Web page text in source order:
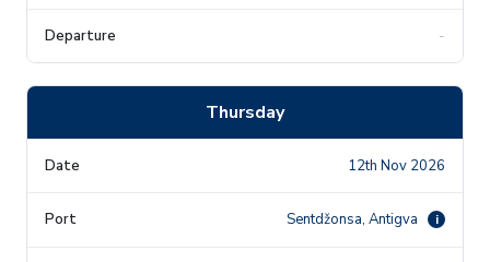
-
Thursday
12th Nov 2026
Sentdžonsa, Antigva i